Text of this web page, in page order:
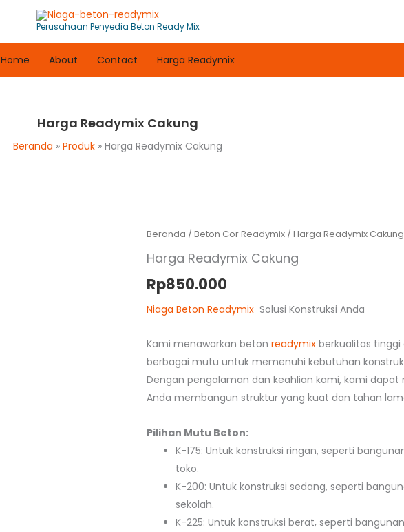
Perusahaan Penyedia Beton Ready Mix
Home About Contact Harga Readymix
Harga Readymix Cakung
Beranda Produk Harga Readymix Cakung
Beranda /Beton Cor Readymix / Harga Readymix Cakung
Harga Readymix Cakung
Rp850.000
Niaga Beton Readymix Solusi Konstruksi Anda
Kami menawarkan betonreadymix berkualitas tinggi
berbagai mutu untuk memenuhi kebutuhan
Dengan pengalaman dan keahlian kami, kami
Anda membangun struktur yang kuat dan tahan
Pilihan Mutu Beton:
K-175: Untuk konstruksi ringan, seperti
toko.
K-200: Untuk konstruksi sedang, seperti
sekolah.
K-225: Untuk konstruksi berat, seperti